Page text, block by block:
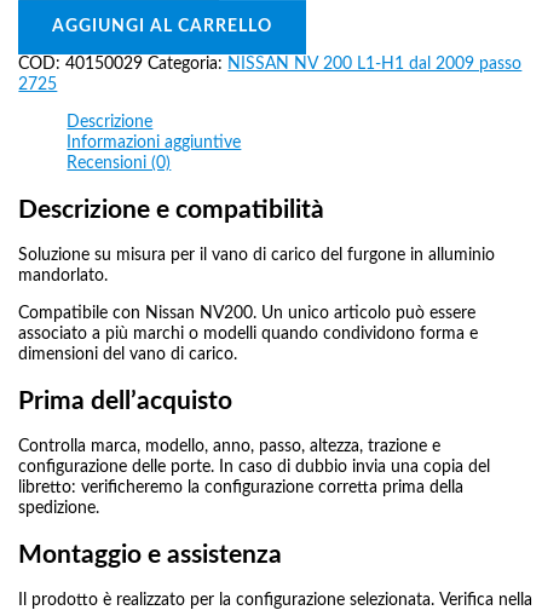
AGGIUNGI AL CARRELLO
COD:40150029 Categoria: NISSAN NV 200 L1-H1 dal 2009 passo
2725
Descrizione
Informazioni aggiuntive
Recensioni (0)
Descrizione e compatibilità
Soluzione su misura per il vano di carico del furgone in alluminio
mandorlato.
Compatibile con Nissan NV200. Un unico articolo può essere
associato a più marchi o modelli quando condividono forma e
dimensioni del vano di carico.
Prima dell’acquisto
Controlla marca, modello, anno, passo, altezza, trazione e
configurazione delle porte. In caso di dubbio invia una copia del
libretto: verificheremo la configurazione corretta prima della
spedizione.
Montaggio e assistenza
Il prodotto è realizzato per la configurazione selezionata. Verifica nella